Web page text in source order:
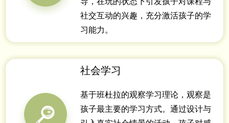
社交互动的兴趣，充分激活孩子的学
习能力。
社会学习
基于班杜拉的观察学习理论，观察是
孩子最主要的学习方式。通过设计与